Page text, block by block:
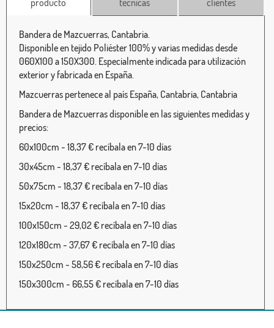
Bandera de Mazcuerras, Cantabria.
Disponible en tejido Poliéster 100% y varias medidas desde
060X100 a 150X300. Especialmente indicada para utilización
exterior y fabricada en España.
Mazcuerras pertenece al país España, Cantabria, Cantabria
Bandera de Mazcuerras disponible en las siguientes medidas y
precios:
60x100cm - 18,37 € recíbala en 7-10 días
30x45cm - 18,37 € recíbala en 7-10 días
50x75cm - 18,37 € recíbala en 7-10 días
15x20cm - 18,37 € recíbala en 7-10 días
100x150cm - 29,02 € recíbala en 7-10 días
120x180cm - 37,67 € recíbala en 7-10 días
150x250cm - 58,56 € recíbala en 7-10 días
150x300cm - 66,55 € recíbala en 7-10 días